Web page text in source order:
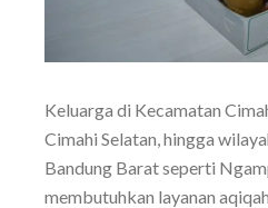
Keluarga di Kecamatan
Cimahi Selatan, hingga
Bandung Barat seperti
membutuhkan layanan